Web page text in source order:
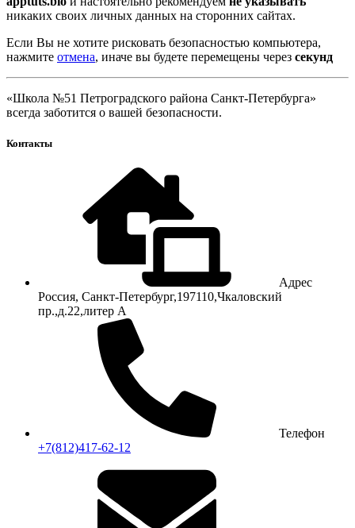
никаких своих личных данных на сторонних сайтах.
Если Вы не хотите рисковать безопасностью компьютера,
нажмите отмена, иначе вы будете перемещены через секунд
«Школа №51 Петроградского района Санкт-Петербурга»
всегда заботится о вашей безопасности.
Контакты
Адрес
Россия, Санкт-Петербург,197110,Чкаловский
пр.,д.22,литер А
Телефон
+7(812)417-62-12